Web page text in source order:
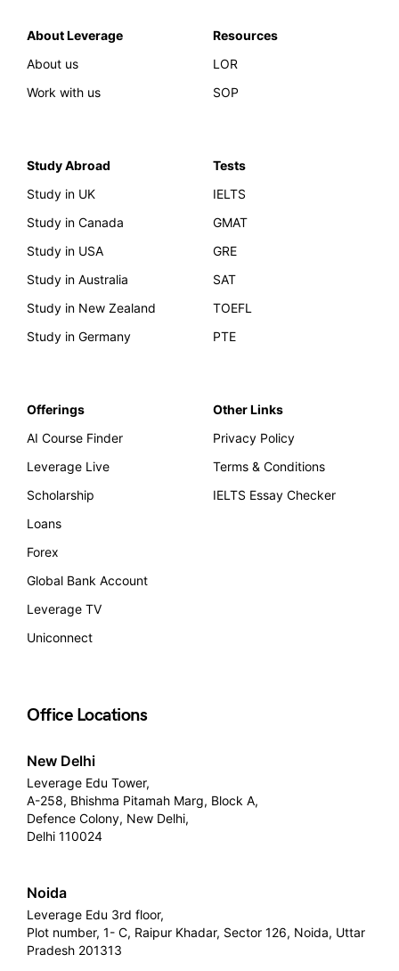
About Leverage
About us
Work with us
Resources
LOR
SOP
Study Abroad
Study in UK
Study in Canada
Study in USA
Study in Australia
Study in New Zealand
Study in Germany
Tests
IELTS
GMAT
GRE
SAT
TOEFL
PTE
Offerings
AI Course Finder
Leverage Live
Scholarship
Loans
Forex
Global Bank Account
Leverage TV
Uniconnect
Other Links
Privacy Policy
Terms & Conditions
IELTS Essay Checker
Office Locations
New Delhi
Leverage Edu Tower,
A-258, Bhishma Pitamah Marg, Block A,
Defence Colony, New Delhi,
Delhi 110024
Noida
Leverage Edu 3rd floor,
Plot number, 1- C, Raipur Khadar, Sector 126, Noida, Uttar
Pradesh 201313